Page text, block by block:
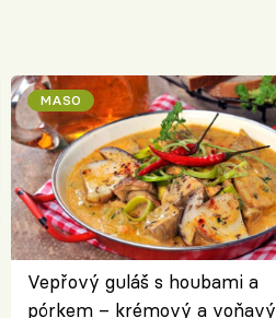
MASO
Vepřový guláš s houbami a
pórkem – krémový a voňavý